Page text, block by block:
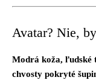
Avatar? Nie,
Modrá koža, ľudské
chvosty pokryté